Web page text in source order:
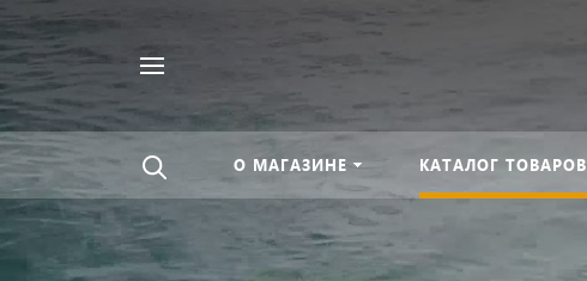
Найти
О МАГАЗИНЕ КАТАЛОГ ТОВАРОВ